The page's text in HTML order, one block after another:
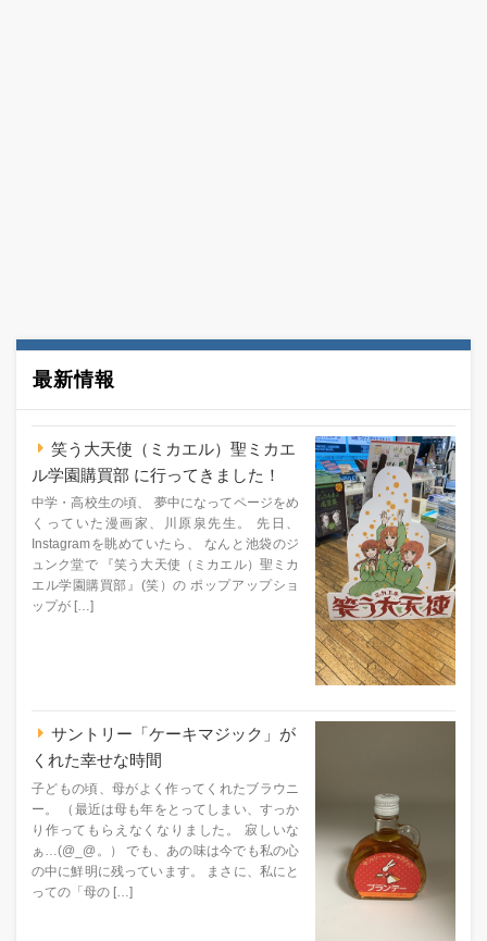
最新情報
笑う大天使（ミカエル）聖ミカエ
ル学園購買部 に行ってきました！
中学・高校生の頃、 夢中になってページをめ
くっていた漫画家、川原泉先生。 先日、
Instagramを眺めていたら、 なんと池袋のジ
ュンク堂で 『笑う大天使（ミカエル）聖ミカ
エル学園購買部』(笑）の ポップアップショ
ップが […]
サントリー「ケーキマジック」が
くれた幸せな時間
子どもの頃、母がよく作ってくれたブラウニ
ー。 （最近は母も年をとってしまい、すっか
り作ってもらえなくなりました。 寂しいな
ぁ…(@_@。） でも、あの味は今でも私の心
の中に鮮明に残っています。 まさに、私にと
っての「母の […]